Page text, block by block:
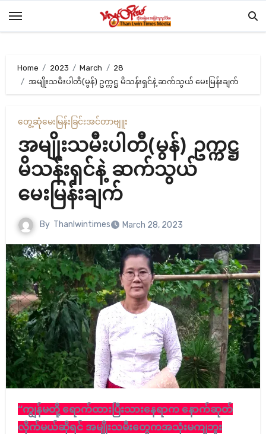
Home 2023 March
28
အမျိုးသမီးပါတီ(မွန်) ဥက္ကဋ္ဌ မိသန်းရှင်နဲ့ ဆက်သွယ် မေးမြန်းချက်
တွေ့ဆုံမေးမြန်းခြင်းအင်တာဗျူး
အမျိုးသမီးပါတီ(မွန်) ဥက္ကဋ္ဌ
မိသန်းရှင်နဲ့ ဆက်သွယ်
မေးမြန်းချက်
By Thanlwintimes March 28, 2023
“ကျွန်မတို့ ရောက်ထားပြီးသားနေရာက နောက်ဆုတ်
လိုက်မယ်ဆိုရင် အမျိုးသမီးတွေကအသုံးမကျဘူး